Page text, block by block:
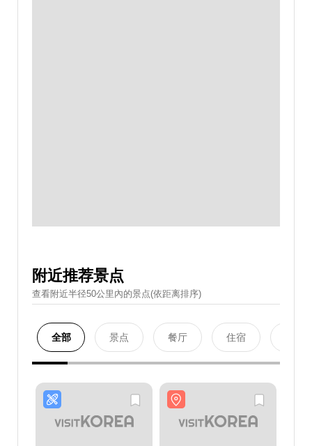
附近推荐景点
查看附近半径50公里內的景点(依距离排序)
全部 景点 餐厅 住宿